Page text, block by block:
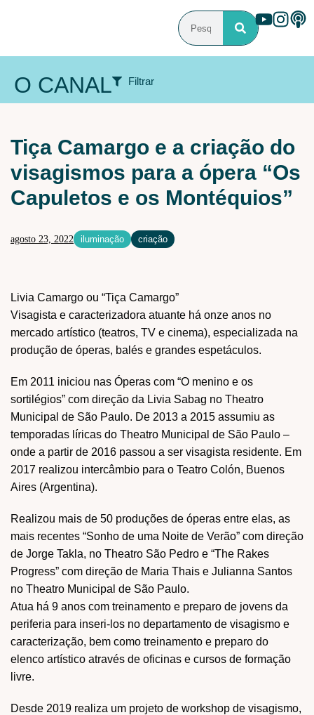
O CANAL Filtrar
Audiovisual Cenografia
Iluminação
Iluminação Arquitetural
Maquiagem e caracterização
Sonoplastia
PROGRAMAS
Pesquisa
Tecnologia
Tiça Camargo e a criação do
visagismos para a ópera “Os
Capuletos e os Montéquios”
agosto 23, 2022 iluminação criação
Livia Camargo ou “Tiça Camargo”
Visagista e caracterizadora atuante há onze anos no
mercado artístico (teatros, TV e cinema), especializada na
produção de óperas, balés e grandes espetáculos.
Em 2011 iniciou nas Óperas com “O menino e os
sortilégios” com direção da Livia Sabag no Theatro
Municipal de São Paulo. De 2013 a 2015 assumiu as
temporadas líricas do Theatro Municipal de São Paulo –
onde a partir de 2016 passou a ser visagista residente. Em
2017 realizou intercâmbio para o Teatro Colón, Buenos
Aires (Argentina).
Realizou mais de 50 produções de óperas entre elas, as
mais recentes “Sonho de uma Noite de Verão” com direção
de Jorge Takla, no Theatro São Pedro e “The Rakes
Progress” com direção de Maria Thais e Julianna Santos
no Theatro Municipal de São Paulo.
Atua há 9 anos com treinamento e preparo de jovens da
periferia para inseri-los no departamento de visagismo e
caracterização, bem como treinamento e preparo do
elenco artístico através de oficinas e cursos de formação
livre.
Desde 2019 realiza um projeto de workshop de visagismo,